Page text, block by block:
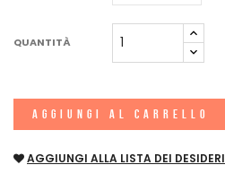
QUANTITÀ
AGGIUNGI AL CARRELLO
AGGIUNGI ALLA LISTA DEI DESIDERI